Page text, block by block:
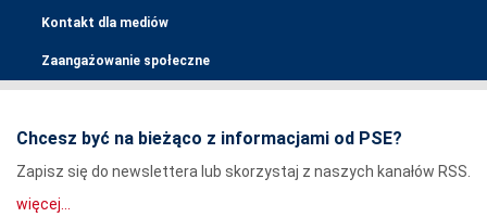
Kontakt dla mediów
Zaangażowanie społeczne
Chcesz być na bieżąco z informacjami od PSE?
Zapisz się do newslettera lub skorzystaj z naszych kanałów RSS.
więcej...